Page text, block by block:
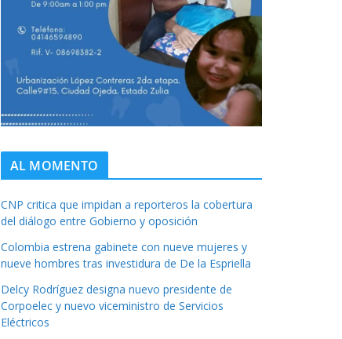
AL MOMENTO
CNP critica que impidan a reporteros la cobertura
del diálogo entre Gobierno y oposición
Colombia estrena gabinete con nueve mujeres y
nueve hombres tras investidura de De la Espriella
Delcy Rodríguez designa nuevo presidente de
Corpoelec y nuevo viceministro de Servicios
Eléctricos